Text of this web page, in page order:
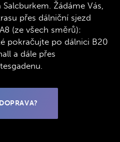
Žádáme Vás,
přes dálniční sjezd
(ze všech směrů):
pokračujte po dálnici B20
a dále přes